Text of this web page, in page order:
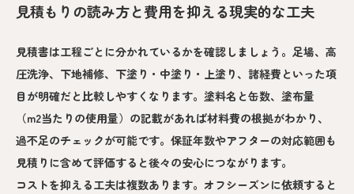
見積もりの読み方と費用を抑える現実的な工夫
見積書は工程ごとに分かれているかを確認しましょう。足場、高
圧洗浄、下地補修、下塗り・中塗り・上塗り、諸経費といった項
目が明確だと比較しやすくなります。塗料名と缶数、塗布量
（m2当たりの使用量）の記載があれば材料費の根拠がわかり、
過不足のチェックが可能です。保証年数やアフターの対応範囲も
見積りに含めて評価すると後々の安心につながります。
コストを抑える工夫は複数あります。オフシーズンに依頼すると